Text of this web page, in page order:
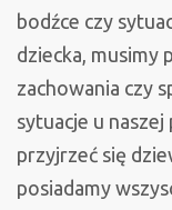
bodźce czy
dziecka, musimy
zachowania czy
sytuacje u
przyjrzeć się
posiadamy